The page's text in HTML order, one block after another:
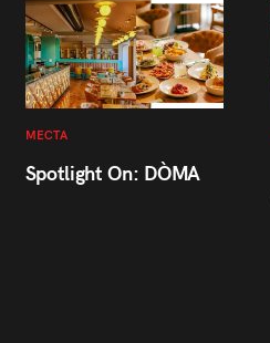
МЕСТА
Spotlight On: DÒMA